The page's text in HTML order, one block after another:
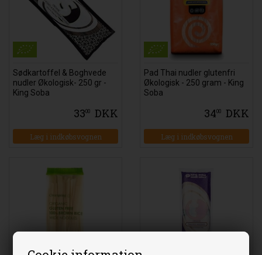
Sødkartoffel & Boghvede
nudler Økologisk- 250 gr -
King Soba
3300 DKK
Læg i indkøbsvognen
Pad Thai nudler glutenfri
Økologisk - 250 gram - King
Soba
3400 DKK
Læg i indkøbsvognen